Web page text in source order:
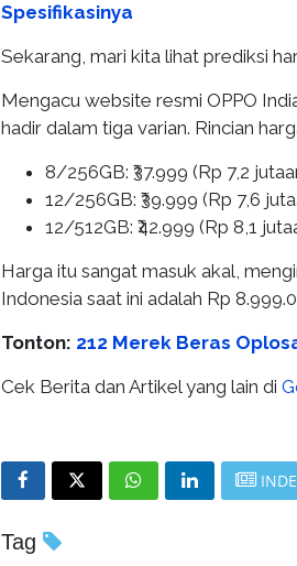
Spesifikasinya
Sekarang, mari kita lihat prediksi
Mengacu website resmi OPPO
hadir dalam tiga varian. Rincian
8/256GB: ₹37.999 (Rp 7,2
12/256GB: ₹39.999 (Rp 7,6
12/512GB: ₹42.999 (Rp 8,1
Harga itu sangat masuk akal,
Indonesia saat ini adalah Rp
Tonton: 212 Merek Beras
Cek Berita dan Artikel yang lain di
Tag